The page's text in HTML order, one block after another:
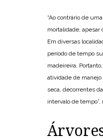
“Ao contrário de
mortalidade, apesar
Em diversas
período de tempo
madeireira.
atividade de
seca, decorrentes
intervalo de tempo”,